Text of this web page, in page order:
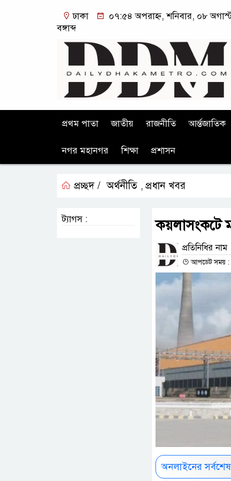
ঢাকা
০৭:৫৪ অপরাহ্ন, শনিবার, ০৮
বঙ্গাব্দ
প্রথম পাতা জাতীয় রাজনীতি আর্ন্তজাতিক
নগর মহানগর শিক্ষা প্রশাসন
প্রচ্ছদ / অর্থনীতি , প্রধান খবর
কয়লাসংকটে
প্রতিনিধির নাম
আপডেট সময় :
অনলাইনের
ট্যাগস :